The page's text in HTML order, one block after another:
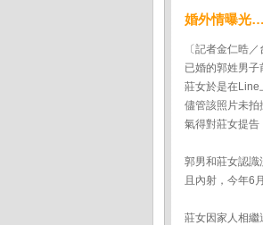
婚外情曝光
〔記者金仁晧／
已婚的郭姓男子
莊女於是在Line
儘管該照片未拍
氣得對莊女提告
郭男和莊女認識
且內射，今年6
莊女因家人相繼